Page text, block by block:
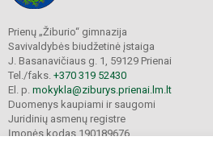
Prienų „Žiburio“ gimnazija
Savivaldybės biudžetinė įstaiga
J. Basanavičiaus g. 1, 59129 Prienai
Tel./faks. +370 319 52430
El. p. mokykla@ziburys.prienai.lm.lt
Duomenys kaupiami ir saugomi
Juridinių asmenų registre
Įmonės kodas 190189676